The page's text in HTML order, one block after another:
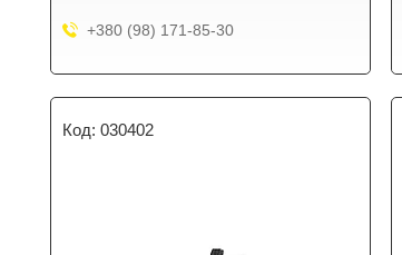
+380 (98) 171-85-30
030402